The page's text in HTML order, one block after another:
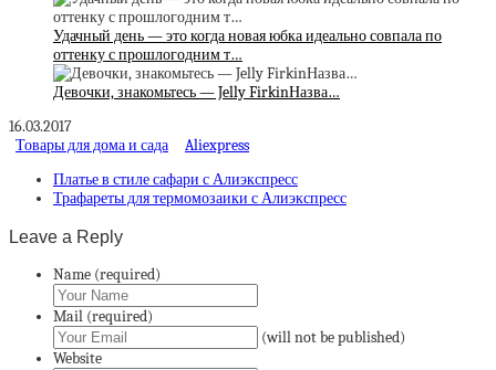
Удачный день — это когда новая юбка идеально совпала по
оттенку с прошлогодним т…
Девочки, знакомьтесь — Jelly FirkinНазва…
16.03.2017
Товары для дома и сада
Aliexpress
Платье в стиле сафари с Алиэкспресс
Трафареты для термомозаики с Алиэкспресс
Leave a Reply
Name (required)
Mail (required)
(will not be published)
Website